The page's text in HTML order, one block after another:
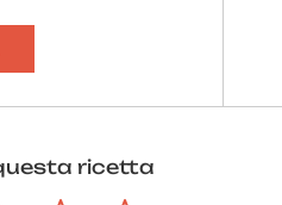
ricetta